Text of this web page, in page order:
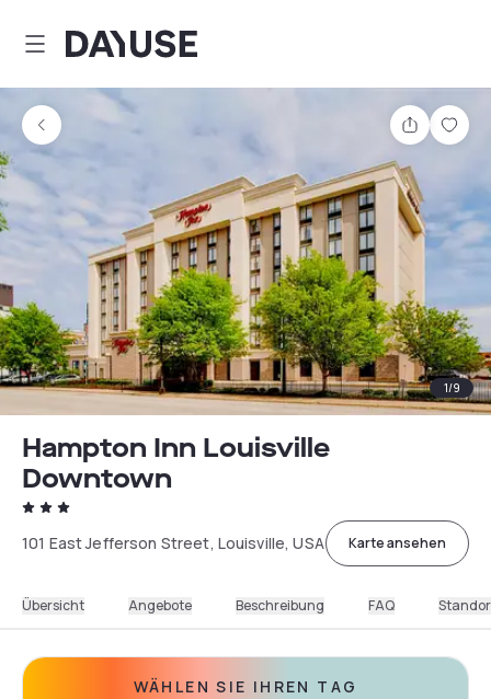
Dayuse
Teilen
1/9
Hampton Inn Louisville
Downtown
101 East Jefferson Street, Louisville, USA Karte ansehen
Übersicht Angebote Beschreibung FAQ
WÄHLEN SIE IHREN TAG